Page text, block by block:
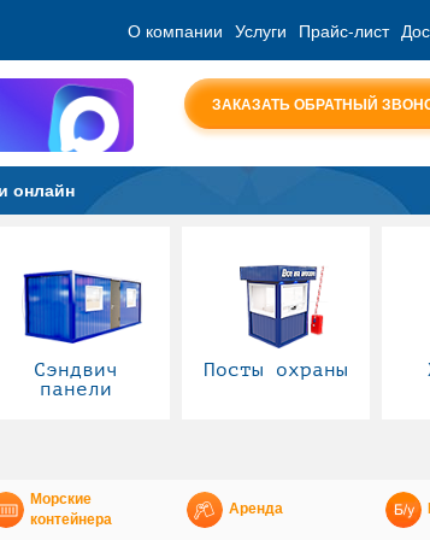
О компании Услуги Прайс-лист
ЗАКАЗАТЬ ОБРАТНЫЙ
онлайн
Сэндвич
панели
Посты охраны
Морские
контейнера
Аренда